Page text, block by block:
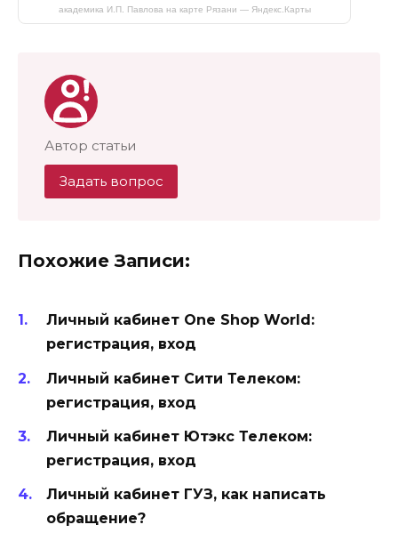
академика И.П. Павлова на карте Рязани — Яндекс.Карты
Автор статьи
Задать вопрос
Похожие Записи:
Личный кабинет One Shop World:
регистрация, вход
Личный кабинет Сити Телеком:
регистрация, вход
Личный кабинет Ютэкс Телеком:
регистрация, вход
Личный кабинет ГУЗ, как написать
обращение?